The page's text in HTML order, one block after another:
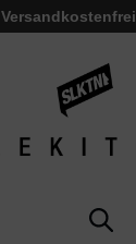
Versandkostenfrei